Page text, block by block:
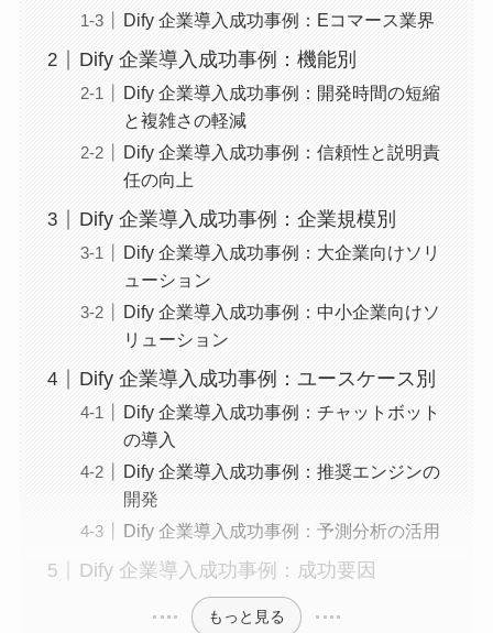
Dify 企業導入成功事例：Eコマース業界
Dify 企業導入成功事例：機能別
Dify 企業導入成功事例：開発時間の短縮
と複雑さの軽減
Dify 企業導入成功事例：信頼性と説明責
任の向上
Dify 企業導入成功事例：企業規模別
Dify 企業導入成功事例：大企業向けソリ
ューション
Dify 企業導入成功事例：中小企業向けソ
リューション
Dify 企業導入成功事例：ユースケース別
Dify 企業導入成功事例：チャットボット
の導入
Dify 企業導入成功事例：推奨エンジンの
開発
Dify 企業導入成功事例：予測分析の活用
Dify 企業導入成功事例：成功要因
もっと見る